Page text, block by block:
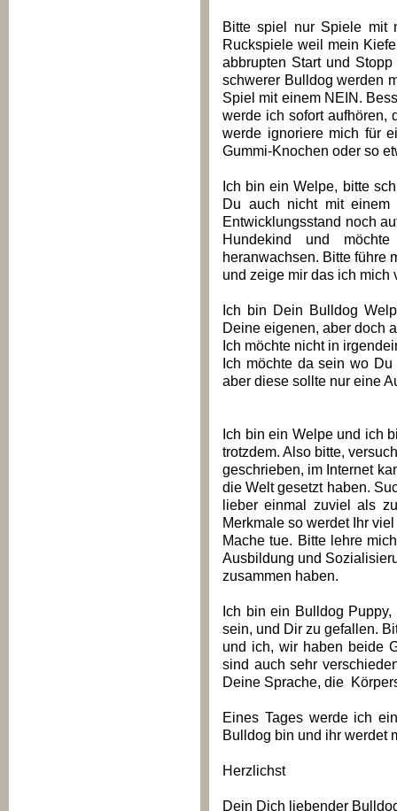
Bitte spiel nur Spiele mit
Ruckspiele weil mein
abbrupten Start und
schwerer Bulldog werden
Spiel mit einem NEIN.
werde ich sofort aufhören,
werde ignoriere mich für
Gummi-Knochen oder so
Ich bin ein Welpe, bitte
Du auch nicht mit
Entwicklungsstand noch
Hundekind und
heranwachsen. Bitte führe
und zeige mir das ich mich
Ich bin Dein Bulldog
Deine eigenen, aber doch
Ich möchte nicht in
Ich möchte da sein wo
aber diese sollte nur eine
Ich bin ein Welpe und ich
trotzdem. Also bitte,
geschrieben, im Internet
die Welt gesetzt haben.
lieber einmal zuviel als
Merkmale so werdet Ihr
Mache tue. Bitte lehre
Ausbildung und
zusammen haben.
Ich bin ein Bulldog
sein, und Dir zu gefallen.
und ich, wir haben beide
sind auch sehr
Deine Sprache, die
Eines Tages werde ich
Bulldog bin und ihr werdet
Herzlichst
Dein Dich liebender